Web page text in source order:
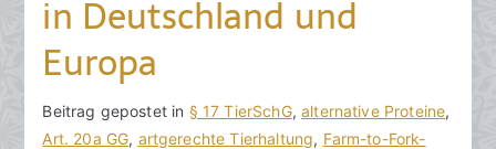
in Deutschland und
Europa
V
o
B
e
Beitrag gepostet in § 17 TierSchG,alternative Proteine,
Art. 20a GG, artgerechte Tierhaltung, Farm-to-Fork-
K
e